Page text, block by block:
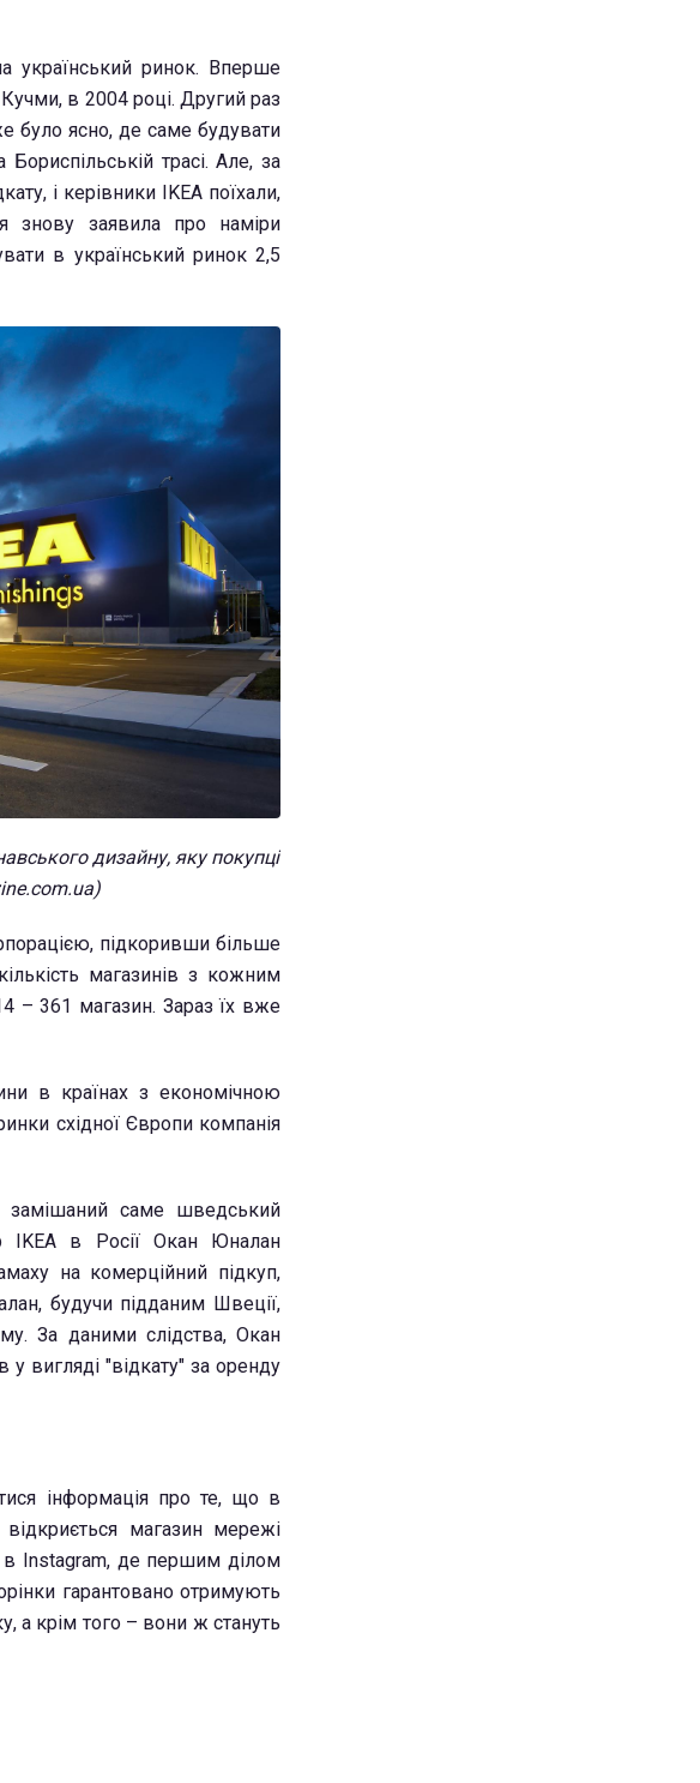
український ринок. Вперше
в 2004 році. Другий раз
було ясно, де саме будувати
трасі. Але, за
і керівники IKEA поїхали,
знову заявила про наміри
в український ринок 2,5
дизайну, яку покупці
підкоривши більше
магазинів з кожним
– 361 магазин. Зараз їх вже
в країнах з економічною
східної Європи компанія
замішаний саме шведський
IKEA в Росії Окан Юналан
на комерційний підкуп,
будучи підданим Швеції,
За даними слідства, Окан
у вигляді "відкату" за оренду
інформація про те, що в
магазин мережі
в Instagram, де першим ділом
гарантовано отримують
а крім того – вони ж стануть